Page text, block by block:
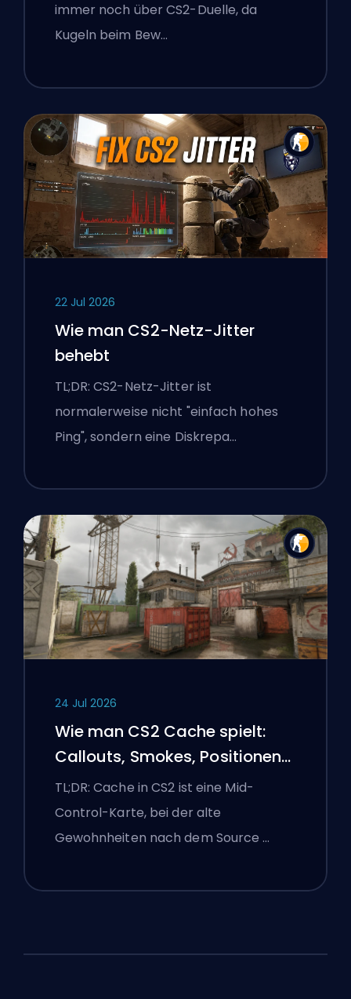
immer noch über CS2-Duelle, da
Kugeln beim Bew…
22 Jul 2026
Wie man CS2-Netz-Jitter
behebt
TL;DR: CS2-Netz-Jitter ist
normalerweise nicht "einfach hohes
Ping", sondern eine Diskrepa…
24 Jul 2026
Wie man CS2 Cache spielt:
Callouts, Smokes, Positionen
und Premier-Tipps
TL;DR: Cache in CS2 ist eine Mid-
Control-Karte, bei der alte
Gewohnheiten nach dem Source …